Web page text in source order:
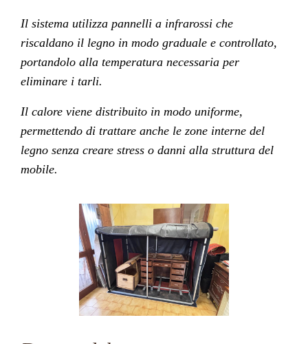
Il sistema utilizza pannelli a infrarossi che
riscaldano il legno in modo graduale e controllato,
portandolo alla temperatura necessaria per
eliminare i tarli.
Il calore viene distribuito in modo uniforme,
permettendo di trattare anche le zone interne del
legno senza creare stress o danni alla struttura del
mobile.